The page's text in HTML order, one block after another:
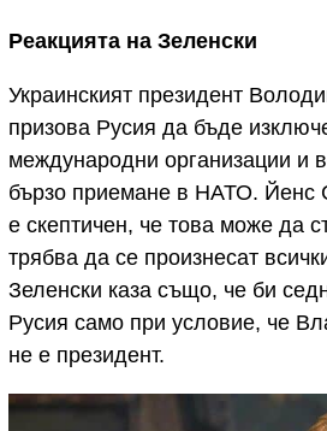
Реакцията на Зеленски
Украинският президент
призова Русия да бъде
международни организации и
бързо приемане в НАТО. Йенс
е скептичен, че това може да
трябва да се произнесат
Зеленски каза също, че би
Русия само при условие, че
не е президент.